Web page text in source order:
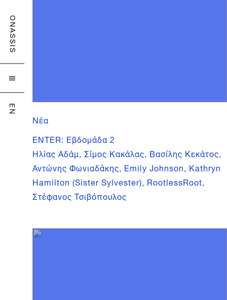
ONASSIS

EN
Νέα
ENTER: Εβδομάδα 2
Ηλίας Αδάμ, Σίμος Κακάλας, Βασίλης Κεκάτος,
Αντώνης Φωνιαδάκης, Emily Johnson, Kathryn
Hamilton (Sister Sylvester), RootlessRoot,
Στέφανος Τσιβόπουλος